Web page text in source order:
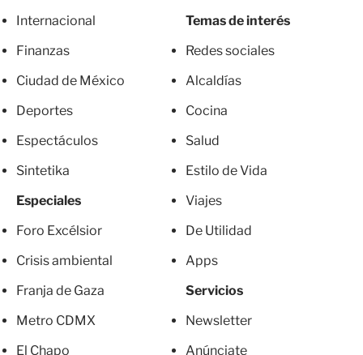
Internacional
Finanzas
Ciudad de México
Deportes
Espectáculos
Sintetika
Especiales
Foro Excélsior
Crisis ambiental
Franja de Gaza
Metro CDMX
El Chapo
Temas de interés
Redes sociales
Alcaldías
Cocina
Salud
Estilo de Vida
Viajes
De Utilidad
Apps
Servicios
Newsletter
Anúnciate